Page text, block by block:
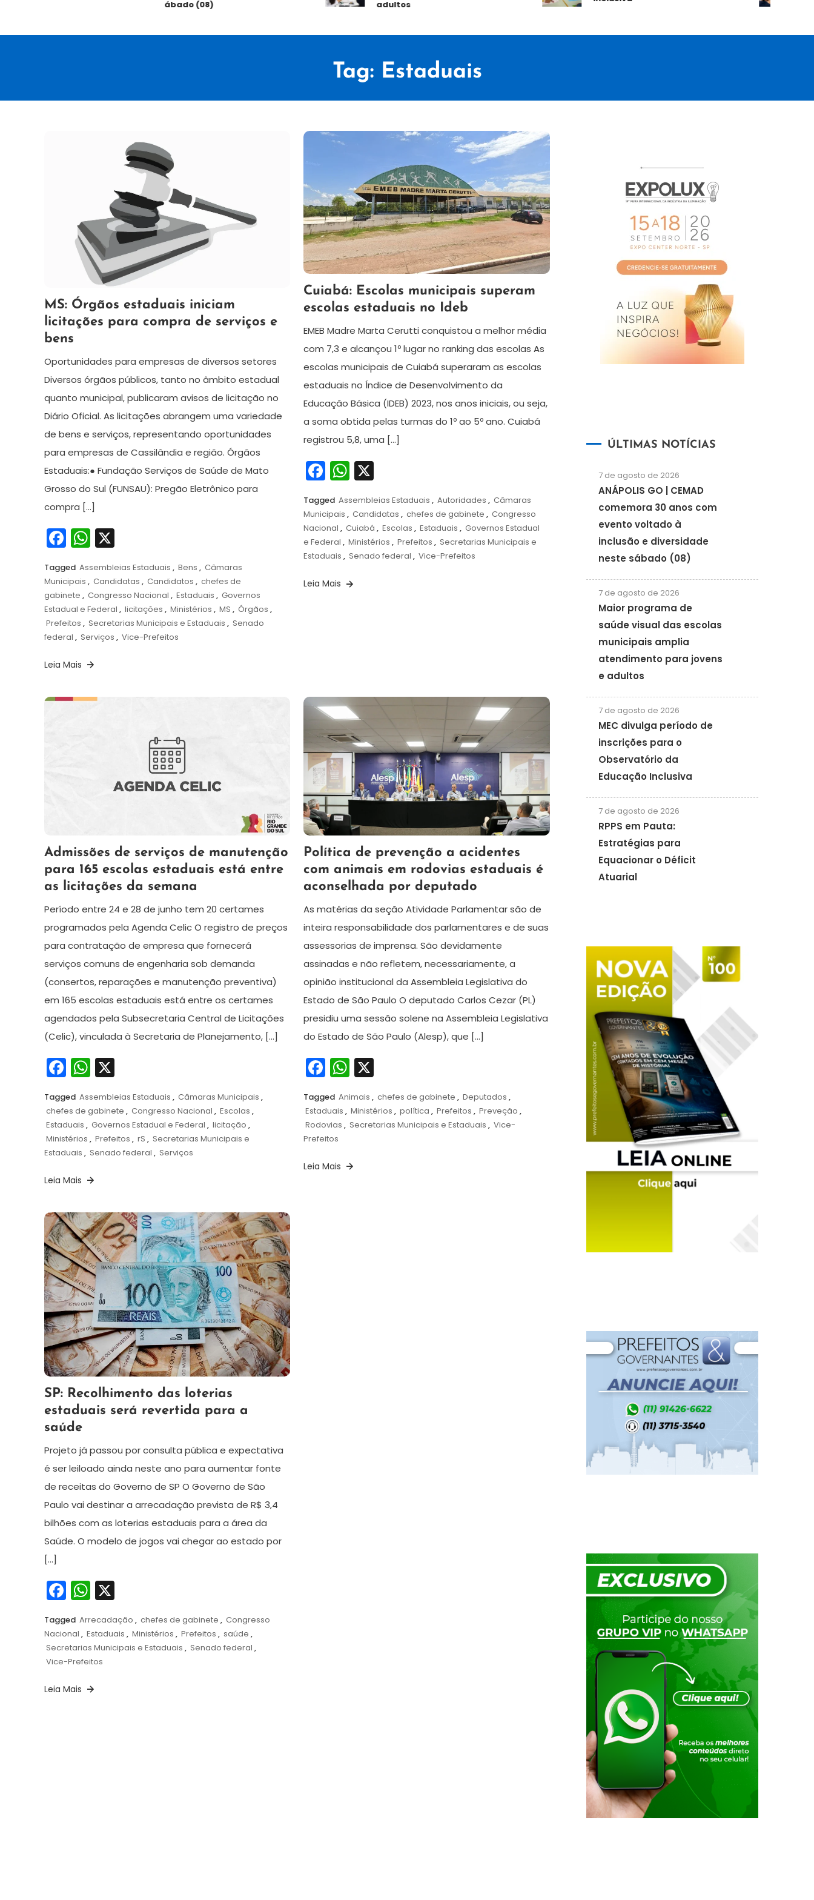
sábado (08)
adultos
Tag: Estaduais
6
de
novembro
de
2024
Redação
MS: Órgãos estaduais iniciam
licitações para compra de serviços e
bens
Oportunidades para empresas de diversos setores
Diversos órgãos públicos, tanto no âmbito estadual
quanto municipal, publicaram avisos de licitação no
Diário Oficial. As licitações abrangem uma variedade
de bens e serviços, representando oportunidades
para empresas de Cassilândia e região. Órgãos
Estaduais:● Fundação Serviços de Saúde de Mato
Grosso do Sul (FUNSAU): Pregão Eletrônico para
compra […]
Facebook
WhatsApp
X
Tagged Assembleias Estaduais , Bens , Câmaras
Municipais , Candidatas , Candidatos , chefes de
gabinete , Congresso Nacional , Estaduais , Governos
Estadual e Federal , licitações , Ministérios , MS , Órgãos ,
Prefeitos , Secretarias Municipais e Estaduais , Senado
federal , Serviços , Vice-Prefeitos
Leia Mais
19
de
agosto
de
Redação
Cuiabá: Escolas municipais superam
escolas estaduais no Ideb
EMEB Madre Marta Cerutti conquistou a melhor média
com 7,3 e alcançou 1º lugar no ranking das escolas As
escolas municipais de Cuiabá superaram as escolas
estaduais no Índice de Desenvolvimento da
Educação Básica (IDEB) 2023, nos anos iniciais, ou seja,
a soma obtida pelas turmas do 1º ao 5º ano. Cuiabá
registrou 5,8, uma […]
Facebook
WhatsApp
Tagged Assembleias Estaduais , Autoridades , Câmaras
Municipais , Candidatas , chefes de gabinete , Congresso
Nacional , Cuiabá , Escolas , Estaduais , Governos Estadual
e Federal , Ministérios , Prefeitos , Secretarias Municipais e
Estaduais , Senado federal , Vice-Prefeitos
Leia Mais
25
de
junho
de
2024
Redação
Admissões de serviços de manutenção
para 165 escolas estaduais está entre
as licitações da semana
Período entre 24 e 28 de junho tem 20 certames
programados pela Agenda Celic O registro de preços
para contratação de empresa que fornecerá
serviços comuns de engenharia sob demanda
(consertos, reparações e manutenção preventiva)
em 165 escolas estaduais está entre os certames
agendados pela Subsecretaria Central de Licitações
(Celic), vinculada à Secretaria de Planejamento, […]
Facebook
WhatsApp
X
Tagged Assembleias Estaduais , Câmaras Municipais ,
chefes de gabinete , Congresso Nacional , Escolas ,
Estaduais , Governos Estadual e Federal , licitação ,
Ministérios , Prefeitos , rS , Secretarias Municipais e
Estaduais , Senado federal , Serviços
Leia Mais
17
de
junho
de
2024
Redação
Política de prevenção a acidentes
com animais em rodovias estaduais é
aconselhada por deputado
As matérias da seção Atividade Parlamentar são de
inteira responsabilidade dos parlamentares e de suas
assessorias de imprensa. São devidamente
assinadas e não refletem, necessariamente, a
opinião institucional da Assembleia Legislativa do
Estado de São Paulo O deputado Carlos Cezar (PL)
presidiu uma sessão solene na Assembleia Legislativa
do Estado de São Paulo (Alesp), que […]
Facebook
WhatsApp
Tagged Animais , chefes de gabinete , Deputados ,
Estaduais , Ministérios , política , Prefeitos , Preveção ,
Rodovias , Secretarias Municipais e Estaduais , Vice-
Prefeitos
Leia Mais
29
de
maio
de
2024
Redação
SP: Recolhimento das loterias
estaduais será revertida para a
saúde
Projeto já passou por consulta pública e expectativa
é ser leiloado ainda neste ano para aumentar fonte
de receitas do Governo de SP O Governo de São
Paulo vai destinar a arrecadação prevista de R$ 3,4
bilhões com as loterias estaduais para a área da
Saúde. O modelo de jogos vai chegar ao estado por
[…]
Facebook
WhatsApp
X
Tagged Arrecadação , chefes de gabinete , Congresso
Nacional , Estaduais , Ministérios , Prefeitos , saúde ,
Secretarias Municipais e Estaduais , Senado federal ,
Vice-Prefeitos
Leia Mais
ÚLTIMAS NOTÍCIAS
7 de agosto de 2026
ANÁPOLIS GO | CEMAD
comemora 30 anos com
evento voltado à
inclusão e diversidade
neste sábado (08)
7 de agosto de 2026
Maior programa de
saúde visual das escolas
municipais amplia
atendimento para jovens
e adultos
7 de agosto de 2026
MEC divulga período de
inscrições para o
Observatório da
Educação Inclusiva
7 de agosto de 2026
RPPS em Pauta:
Estratégias para
Equacionar o Déficit
Atuarial